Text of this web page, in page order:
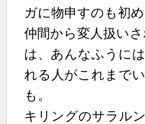
ガに物申すのも初め
仲間から変人扱い
は、あんなふうに
れる人がこれまで
も。
キリングのサラル